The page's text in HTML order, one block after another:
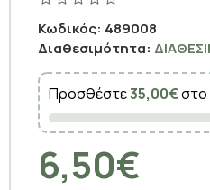
Κωδικός: 489008
Διαθεσιμότητα:
Προσθέστε35,00€στο
6,50€